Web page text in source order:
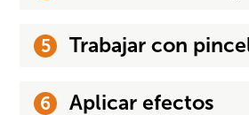
Trabajar con
Aplicar efectos